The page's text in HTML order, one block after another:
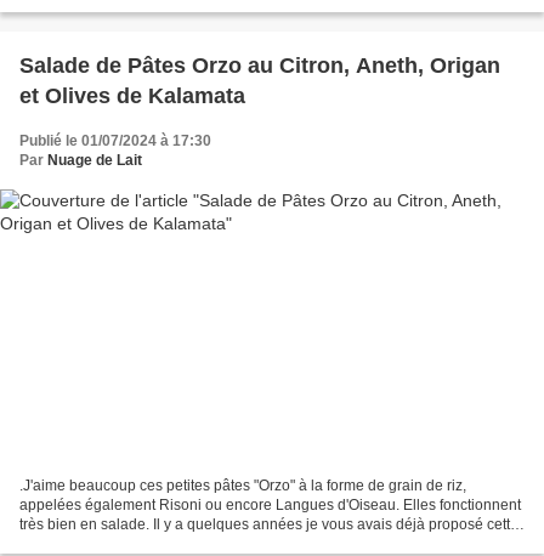
Salade de Pâtes Orzo au Citron, Aneth, Origan
et Olives de Kalamata
Publié le 01/07/2024 à 17:30
Par Nuage de Lait
.J'aime beaucoup ces petites pâtes "Orzo" à la forme de grain de riz,
appelées également Risoni ou encore Langues d'Oiseau. Elles fonctionnent
très bien en salade. Il y a quelques années je vous avais déjà proposé cette